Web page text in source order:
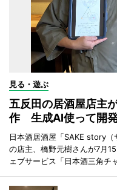
見る・遊ぶ
五反田の居酒屋店主
作 生成AI使って開
日本酒居酒屋「SAKE story（
の店主、橋野元樹さんが7月
ェブサービス「日本酒三角チ